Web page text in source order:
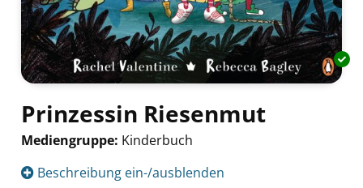
Prinzessin Riesenmut
Mediengruppe: Kinderbuch
Beschreibung ein-/ausblenden